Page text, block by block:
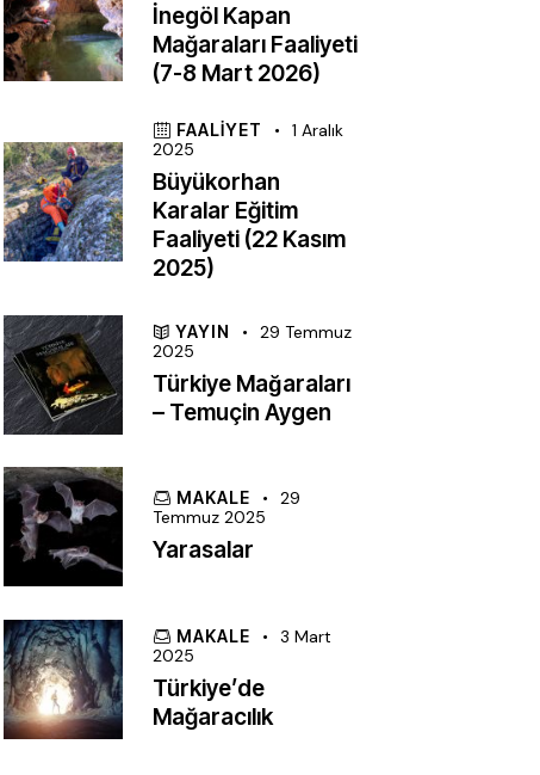
İnegöl Kapan
Mağaraları Faaliyeti
(7-8 Mart 2026)
FAALIYET
1 Aralık
2025
Büyükorhan
Karalar Eğitim
Faaliyeti (22 Kasım
2025)
YAYIN
29 Temmuz
2025
Türkiye Mağaraları
– Temuçin Aygen
MAKALE
29
Temmuz 2025
Yarasalar
MAKALE
3 Mart
2025
Türkiye’de
Mağaracılık